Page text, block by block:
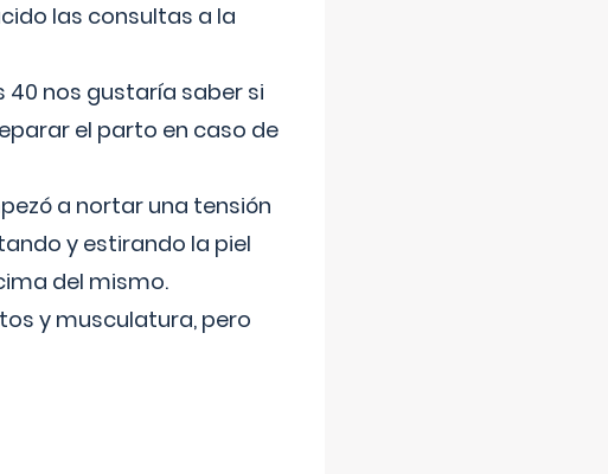
las consultas a la
40 nos gustaría saber si
el parto en caso de
a nortar una tensión
y estirando la piel
del mismo.
y musculatura, pero